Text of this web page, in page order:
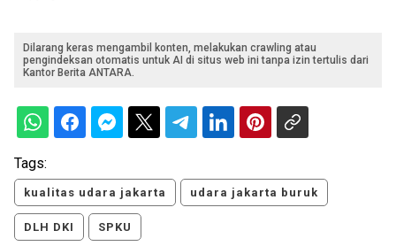
Dilarang keras mengambil konten, melakukan crawling atau
pengindeksan otomatis untuk AI di situs web ini tanpa izin tertulis dari
Kantor Berita ANTARA.
Tags:
kualitas udara jakarta udara jakarta buruk
DLH DKI SPKU